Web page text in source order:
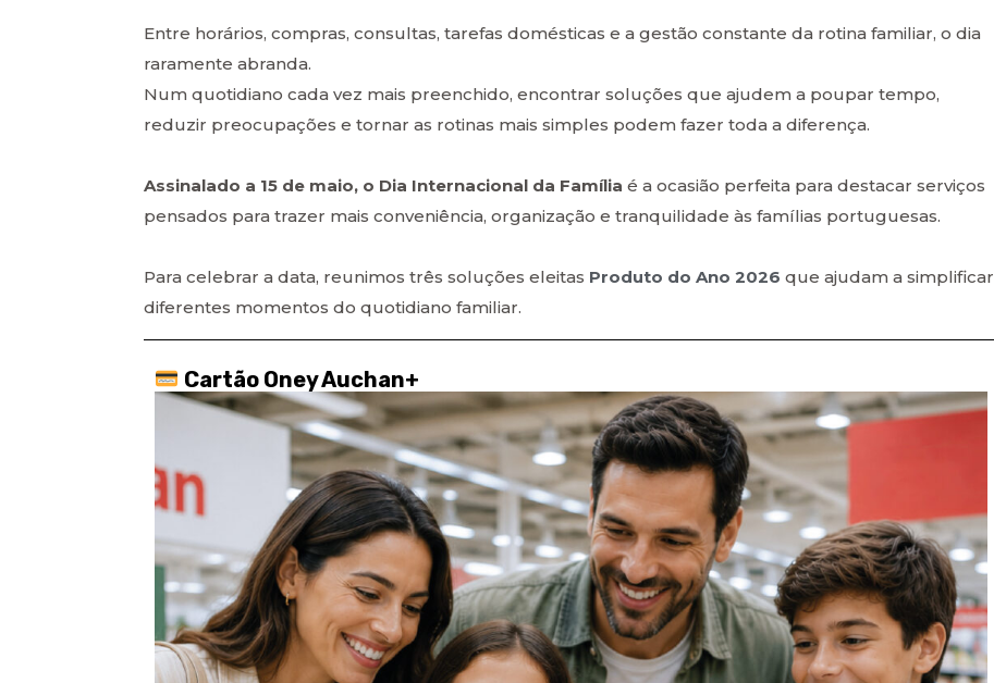
Entre horários, compras, consultas, tarefas domésticas e a gestão constante da rotina familiar, o dia
raramente abranda.
Num quotidiano cada vez mais preenchido, encontrar soluções que ajudem a poupar tempo,
reduzir preocupações e tornar as rotinas mais simples podem fazer toda a diferença.
Assinalado a 15 de maio, o Dia Internacional da Família é a ocasião perfeita para destacar serviços
pensados para trazer mais conveniência, organização e tranquilidade às famílias portuguesas.
Para celebrar a data, reunimos três soluções eleitas Produto do Ano 2026 que ajudam a simplificar
diferentes momentos do quotidiano familiar.
Cartão Oney Auchan+